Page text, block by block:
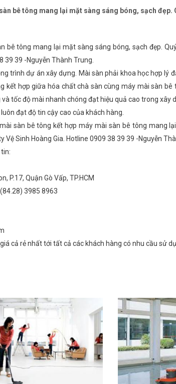
bê tông mang lại mặt sàng sáng bóng, sạch đẹp.
bê tông mang lại mặt sàng sáng bóng, sạch đẹp.
39 39 -Nguyễn Thành Trung.
trình dự án xây dựng. Mài sàn phải khoa học hợp lý
kết hợp giữa hóa chất chà sàn cùng máy mài sàn
tốc độ mài nhanh chóng đạt hiệu quả cao trong xây
đạt độ tin cậy cao của khách hàng.
sàn bê tông kết hợp máy mài sàn bê tông mang
Sinh Hoàng Gia. Hotline 0909 38 39 39 -Nguyễn
P.17, Quận Gò Vấp, TP.HCM
3985 8963
cả rẻ nhất tới tất cả các khách hàng có nhu cầu sử